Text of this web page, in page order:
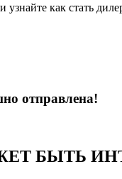
узнайте как стать
отправлена!
БЫТЬ